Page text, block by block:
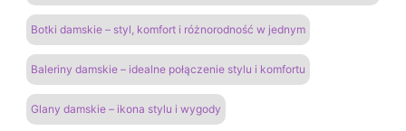
Botki damskie – styl, komfort i różnorodność w jednym
Baleriny damskie – idealne połączenie stylu i komfortu
Glany damskie – ikona stylu i wygody